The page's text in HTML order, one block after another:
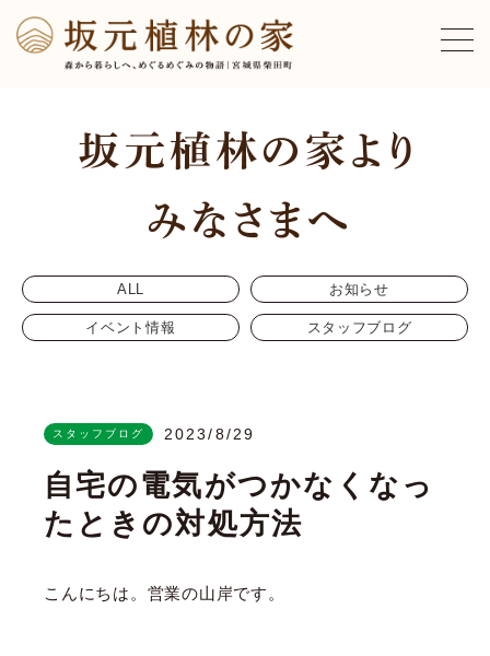
ALL お知らせ
イベント情報 スタッフブログ
スタッフブログ 2023/8/29
自宅の電気がつかなくなっ
たときの対処方法
こんにちは。営業の山岸です。